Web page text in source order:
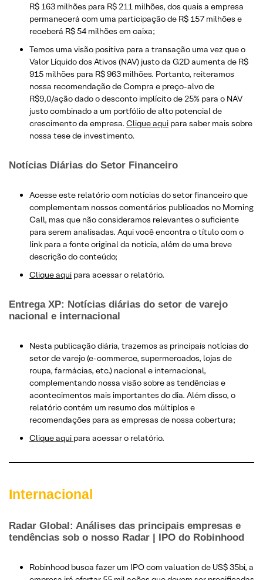
R$ 163 milhões para R$ 211 milhões, dos quais a empresa
permanecerá com uma participação de R$ 157 milhões e
receberá R$ 54 milhões em caixa;
Temos uma visão positiva para a transação uma vez que o
Valor Líquido dos Ativos (NAV) justo da G2D aumenta de R$
915 milhões para R$ 963 milhões. Portanto, reiteramos
nossa recomendação de Compra e preço-alvo de
R$9,0/ação dado o desconto implícito de 25% para o NAV
justo combinado a um portfólio de alto potencial de
crescimento da empresa. Clique aqui para saber mais sobre
nossa tese de investimento.
Notícias Diárias do Setor Financeiro
Acesse este relatório com notícias do setor financeiro que
complementam nossos comentários publicados no Morning
Call, mas que não consideramos relevantes o suficiente
para serem analisadas. Aqui você encontra o título com o
link para a fonte original da notícia, além de uma breve
descrição do conteúdo;
Clique aqui para acessar o relatório.
Entrega XP: Notícias diárias do setor de varejo
nacional e internacional
Nesta publicação diária, trazemos as principais notícias do
setor de varejo (e-commerce, supermercados, lojas de
roupa, farmácias, etc.) nacional e internacional,
complementando nossa visão sobre as tendências e
acontecimentos mais importantes do dia. Além disso, o
relatório contém um resumo dos múltiplos e
recomendações para as empresas de nossa cobertura;
Cliqueaqui para acessar o relatório.
Internacional
Radar Global: Análises das principais empresas e
tendências sob o nosso Radar | IPO do Robinhood
Robinhood busca fazer um IPO com valuation de US$ 35bi, a